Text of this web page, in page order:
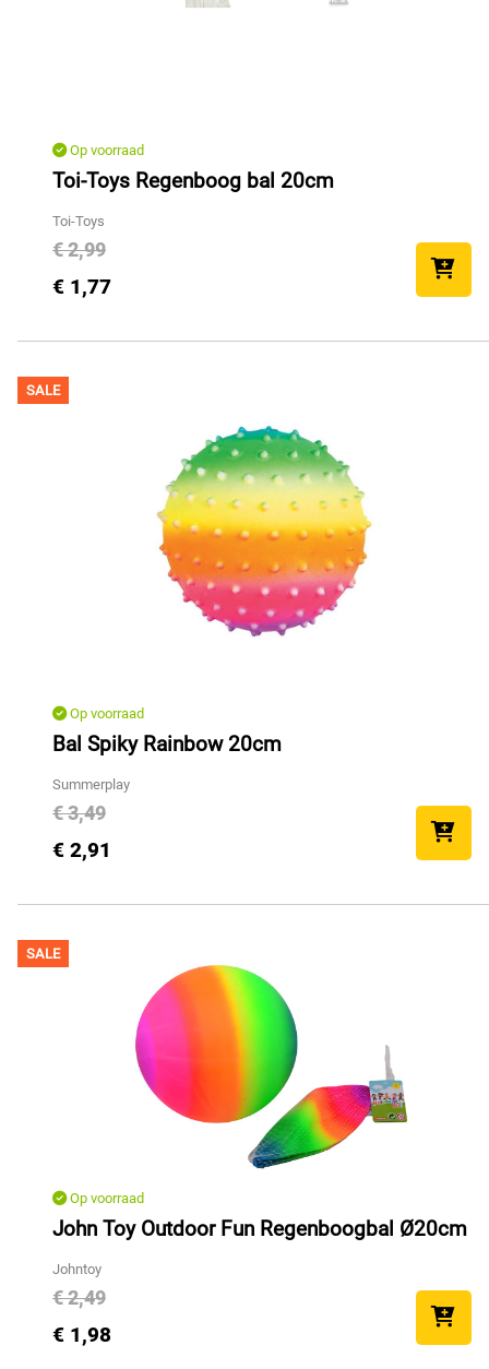
Op voorraad
Toi-Toys Regenboog bal 20cm
Toi-Toys
€ 2,99
€ 1,77
SALE
Op voorraad
Bal Spiky Rainbow 20cm
Summerplay
€ 3,49
€ 2,91
SALE
Op voorraad
John Toy Outdoor Fun Regenboogbal Ø20cm
Johntoy
€ 2,49
€ 1,98